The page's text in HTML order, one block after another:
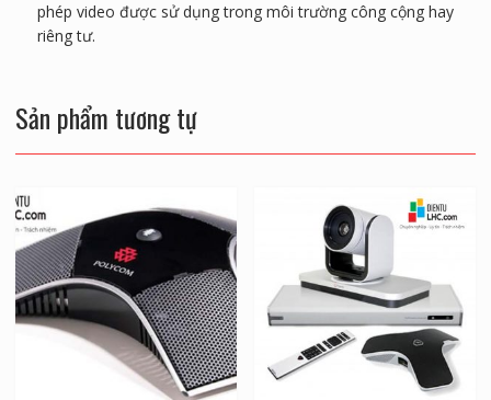
phép video được sử dụng trong môi trường công cộng hay
riêng tư.
Sản phẩm tương tự